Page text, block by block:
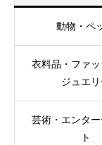
動物・ペ
衣料品・ファッ
ジュエリ
芸術・エンタ
ト